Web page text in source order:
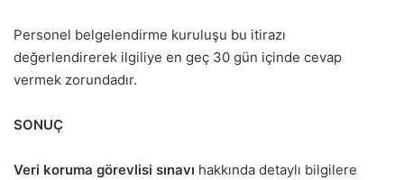
Personel belgelendirme kuruluşu bu itirazı
değerlendirerek ilgiliye en geç 30 gün içinde cevap
vermek zorundadır.
SONUÇ
Veri koruma görevlisi sınavı hakkında detaylı bilgilere